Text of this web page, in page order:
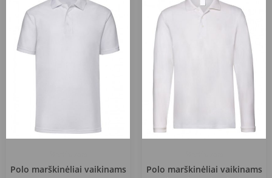
Polo marškinėliai vaikinams
Polo marškinėliai vaikinams